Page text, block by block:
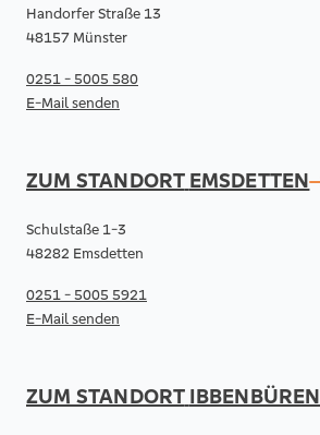
Handorfer Straße 13
48157 Münster
0251 - 5005 580
E-Mail senden
ZUM STANDORT EMSDETTEN
Schulstaße 1-3
48282 Emsdetten
0251 - 5005 5921
E-Mail senden
ZUM STANDORT IBBENBÜREN